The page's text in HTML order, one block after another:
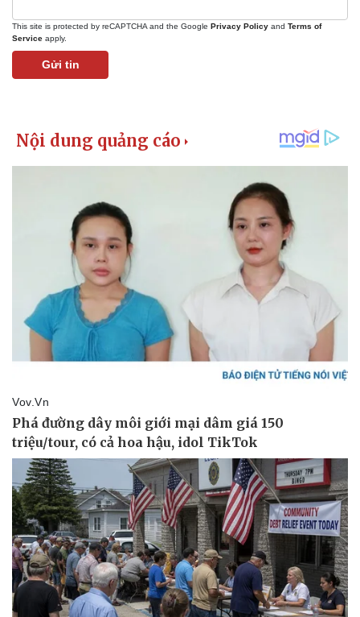
Tư vấn luật
Quân sự - Quốc phòng
Việt Nam
Phân tích
This site is protected by reCAPTCHA and the Google Privacy Policy and Terms of
Service apply.
Gửi tin